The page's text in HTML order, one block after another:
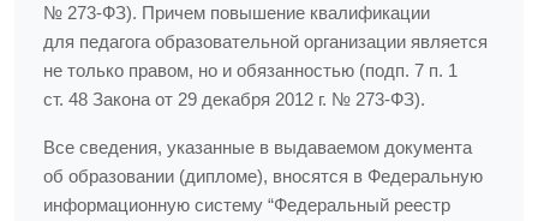
№ 273-ФЗ). Причем повышение квалификации
для педагога образовательной организации является
не только правом, но и обязанностью (подп. 7 п. 1
ст. 48 Закона от 29 декабря 2012 г. № 273-ФЗ).
Все сведения, указанные в выдаваемом документа
об образовании (дипломе), вносятся в Федеральную
информационную систему “Федеральный реестр